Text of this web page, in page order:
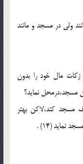
ولى در مسجد و مانند
زكات مال خود را بدون
مسجد،درمحل نمايد؟
مسجد كند،لاكن بهتر
نمايد (14) .